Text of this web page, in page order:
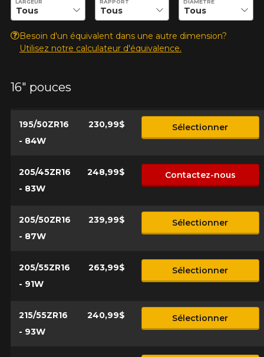
LARGEUR RAPPORT DIAMÈTRE
Besoin d'un équivalent dans une autre dimension?
Utilisez notre calculateur d'équivalence.
16" pouces
195/50ZR16
- 84W
230,99$ Sélectionner
205/45ZR16
- 83W
248,99$ Contactez-nous
205/50ZR16
- 87W
239,99$ Sélectionner
205/55ZR16
- 91W
263,99$ Sélectionner
215/55ZR16
- 93W
240,99$ Sélectionner
Annuler
d'équipement pour votre véhicule, vous devez vérifier